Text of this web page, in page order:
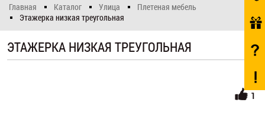
О
нас
Статьи
Главная Каталог Улица
Плетеная мебель
Этажерка низкая треугольная
ЭТАЖЕРКА НИЗКАЯ ТРЕУГОЛЬНАЯ
1